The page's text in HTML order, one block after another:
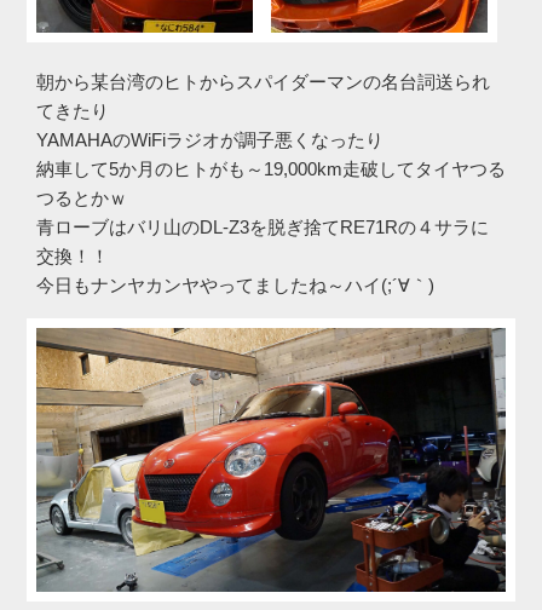
朝から某台湾のヒトからスパイダーマンの名台詞送られ
てきたり
YAMAHAのWiFiラジオが調子悪くなったり
納車して5か月のヒトがも～19,000km走破してタイヤつる
つるとかｗ
青ローブはバリ山のDL-Z3を脱ぎ捨てRE71Rの４サラに
交換！！
今日もナンヤカンヤやってましたね～ハイ(;´∀｀)